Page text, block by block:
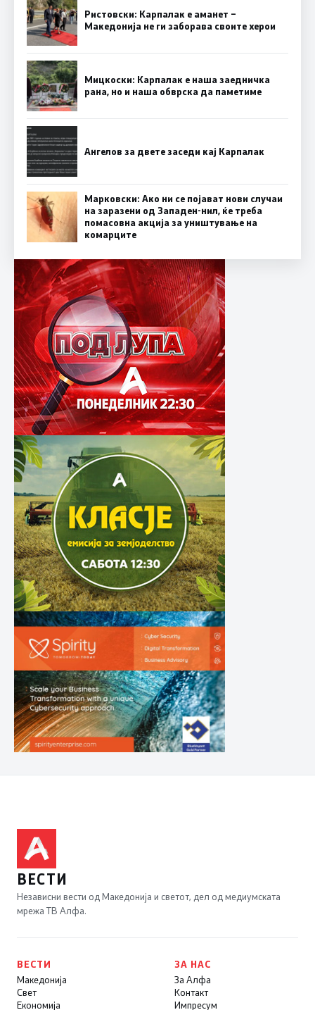
Ристовски: Карпалак е аманет –
Македонија не ги заборава своите херои
Мицкоски: Карпалак е наша заедничка
рана, но и наша обврска да паметиме
Ангелов за двете заседи кај Карпалак
Марковски: Ако ни се појават нови случаи
на заразени од Западен-нил, ќе треба
помасовна акција за уништување на
комарците
ВЕСТИ
Независни вести од Македонија и светот, дел од медиумската
мрежа ТВ Алфа.
ВЕСТИ
Македонија
Свет
Економија
ЗА НАС
За Алфа
Контакт
Импресум